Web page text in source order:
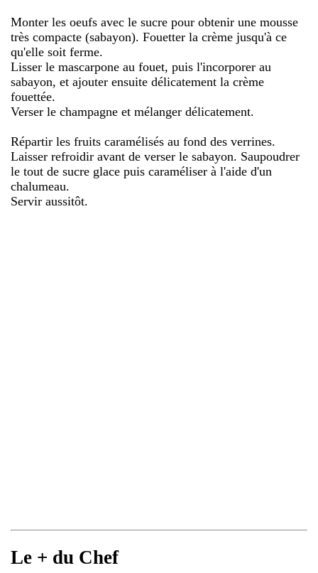
Monter les oeufs avec le sucre pour obtenir une mousse
très compacte (sabayon). Fouetter la crème jusqu'à ce
qu'elle soit ferme.
Lisser le mascarpone au fouet, puis l'incorporer au
sabayon, et ajouter ensuite délicatement la crème
fouettée.
Verser le champagne et mélanger délicatement.
Répartir les fruits caramélisés au fond des verrines.
Laisser refroidir avant de verser le sabayon. Saupoudrer
le tout de sucre glace puis caraméliser à l'aide d'un
chalumeau.
Servir aussitôt.
Le + du Chef